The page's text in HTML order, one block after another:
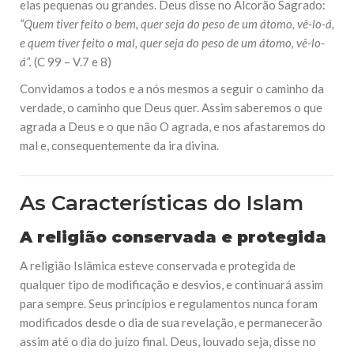
elas pequenas ou grandes. Deus disse no Alcorão Sagrado:
“Quem tiver feito o bem, quer seja do peso de um átomo, vê-lo-á,
e quem tiver feito o mal, quer seja do peso de um átomo, vê-lo-
á”. (C 99 – V.7 e 8)
Convidamos a todos e a nós mesmos a seguir o caminho da
verdade, o caminho que Deus quer. Assim saberemos o que
agrada a Deus e o que não O agrada, e nos afastaremos do
mal e, consequentemente da ira divina.
As Características do Islam
A religião conservada e protegida
A religião Islâmica esteve conservada e protegida de
qualquer tipo de modificação e desvios, e continuará assim
para sempre. Seus princípios e regulamentos nunca foram
modificados desde o dia de sua revelação, e permanecerão
assim até o dia do juízo final. Deus, louvado seja, disse no